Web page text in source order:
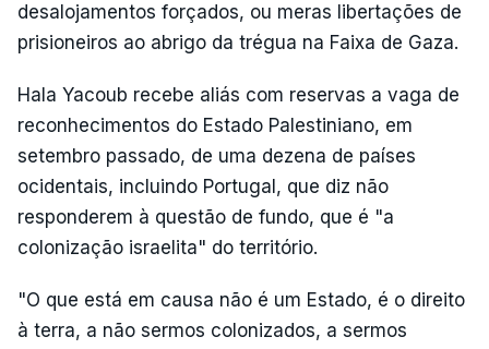
desalojamentos forçados, ou meras libertações de
prisioneiros ao abrigo da trégua na Faixa de Gaza.
Hala Yacoub recebe aliás com reservas a vaga de
reconhecimentos do Estado Palestiniano, em
setembro passado, de uma dezena de países
ocidentais, incluindo Portugal, que diz não
responderem à questão de fundo, que é "a
colonização israelita" do território.
"O que está em causa não é um Estado, é o direito
à terra, a não sermos colonizados, a sermos